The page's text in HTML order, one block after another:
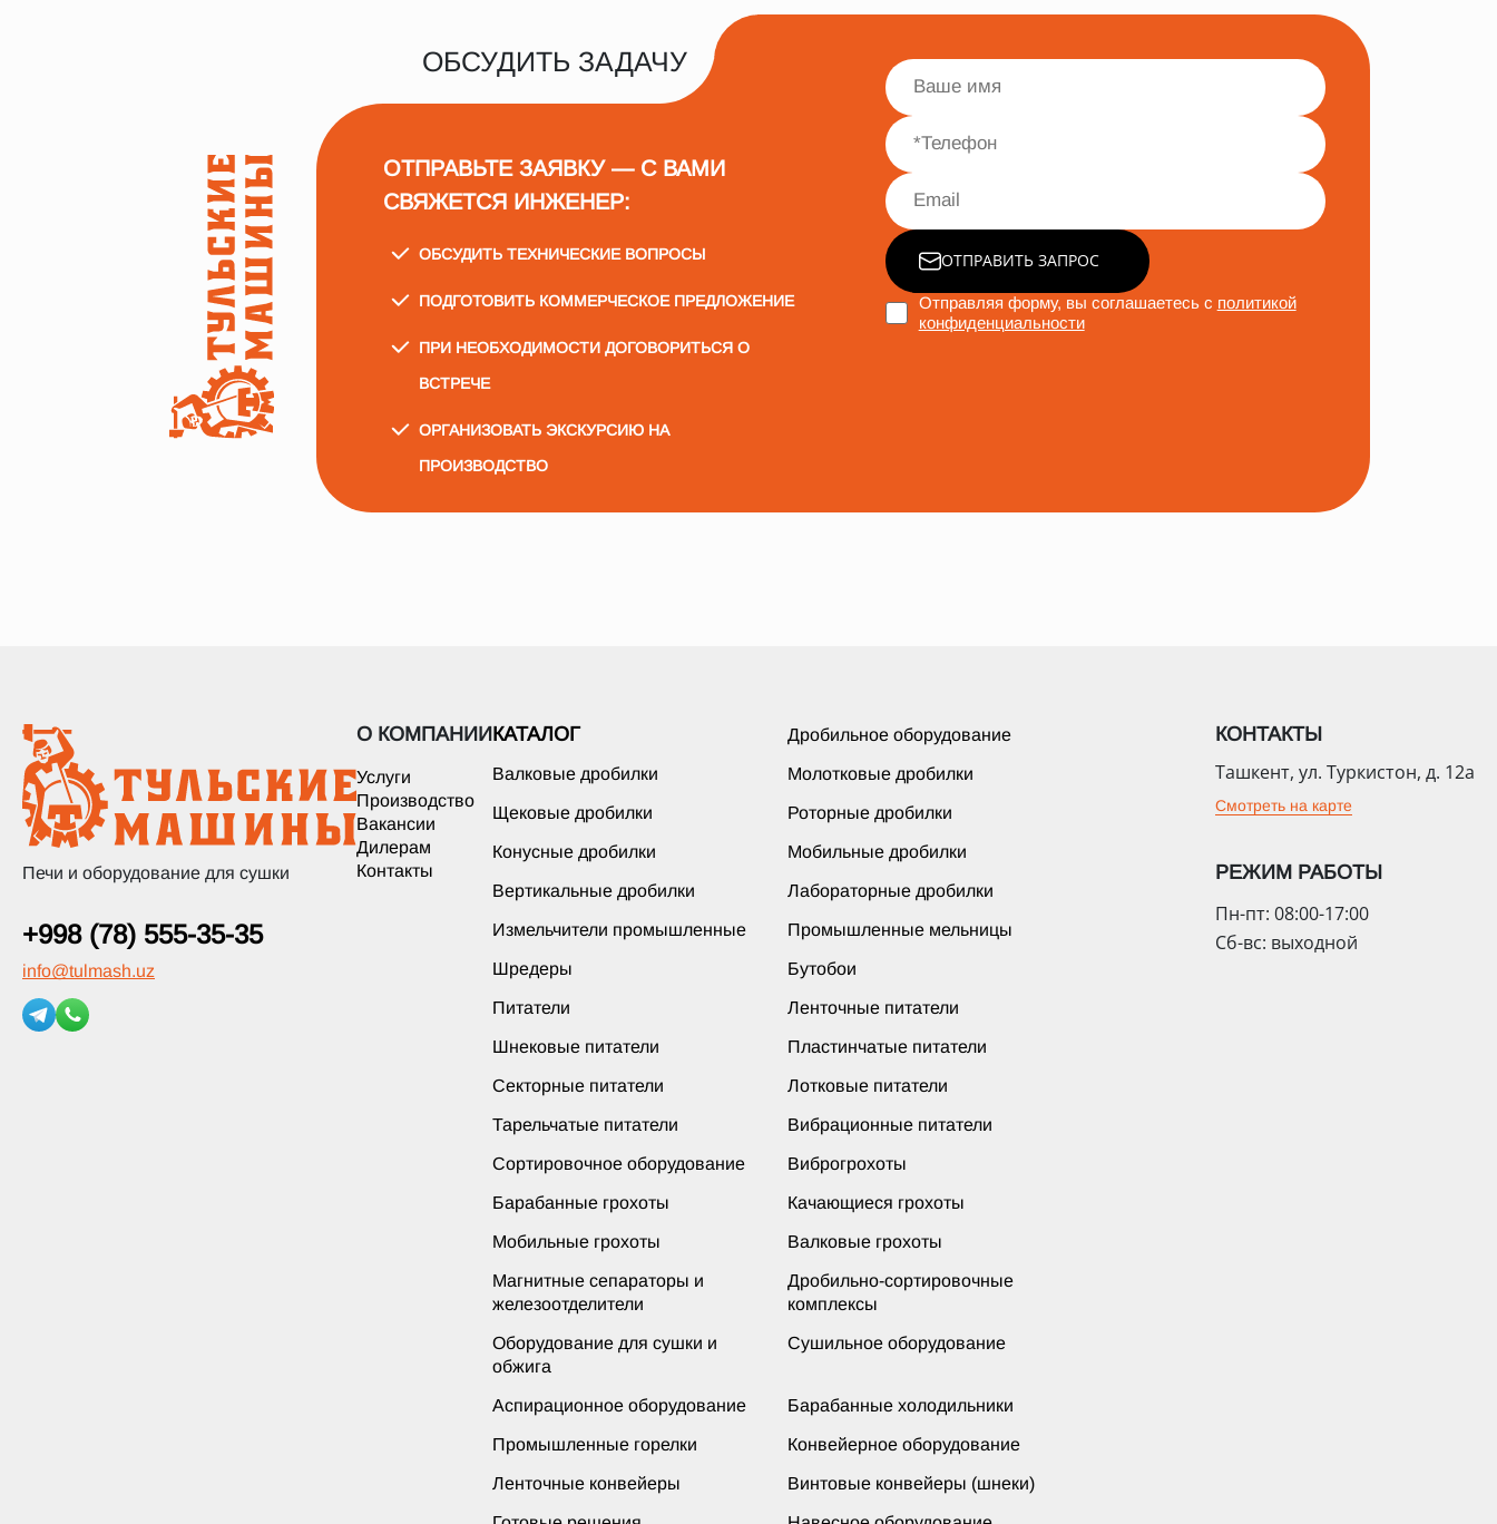
ОБСУДИТЬ ЗАДАЧУ
ОТПРАВЬТЕ ЗАЯВКУ — С ВАМИ
СВЯЖЕТСЯ ИНЖЕНЕР:
ОБСУДИТЬ ТЕХНИЧЕСКИЕ ВОПРОСЫ
ПОДГОТОВИТЬ КОММЕРЧЕСКОЕ ПРЕДЛОЖЕНИЕ
ПРИ НЕОБХОДИМОСТИ ДОГОВОРИТЬСЯ О
ВСТРЕЧЕ
ОРГАНИЗОВАТЬ ЭКСКУРСИЮ НА
ПРОИЗВОДСТВО
ОТПРАВИТЬ ЗАПРОС
Отправляя форму, вы соглашаетесь с политикой
конфиденциальности
Печи и оборудование для сушки
+998 (78) 555-35-35
info@tulmash.uz
О КОМПАНИИ
Услуги
Производство
Вакансии
Дилерам
Контакты
КАТАЛОГ Дробильное оборудование
Валковые дробилки Молотковые дробилки
Щековые дробилки Роторные дробилки
Конусные дробилки Мобильные дробилки
Вертикальные дробилки Лабораторные дробилки
Измельчители промышленные Промышленные мельницы
Шредеры Бутобои
Питатели Ленточные питатели
Шнековые питатели Пластинчатые питатели
Секторные питатели Лотковые питатели
Тарельчатые питатели Вибрационные питатели
Сортировочное оборудование Виброгрохоты
Барабанные грохоты Качающиеся грохоты
Мобильные грохоты Валковые грохоты
Магнитные сепараторы и
железоотделители
Дробильно-сортировочные
комплексы
Оборудование для сушки и
обжига
Сушильное оборудование
Аспирационное оборудование Барабанные холодильники
Промышленные горелки Конвейерное оборудование
Ленточные конвейеры Винтовые конвейеры (шнеки)
КОНТАКТЫ
Ташкент, ул. Туркистон, д. 12а
Смотреть на карте
РЕЖИМ РАБОТЫ
Пн-пт: 08:00-17:00
Сб-вс: выходной